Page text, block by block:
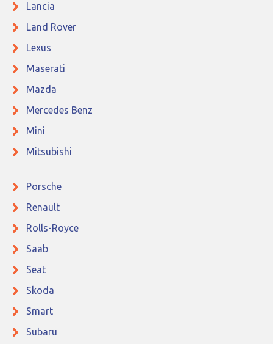
Lancia
Land Rover
Lexus
Maserati
Mazda
Mercedes Benz
Mini
Mitsubishi
Porsche
Renault
Rolls-Royce
Saab
Seat
Skoda
Smart
Subaru